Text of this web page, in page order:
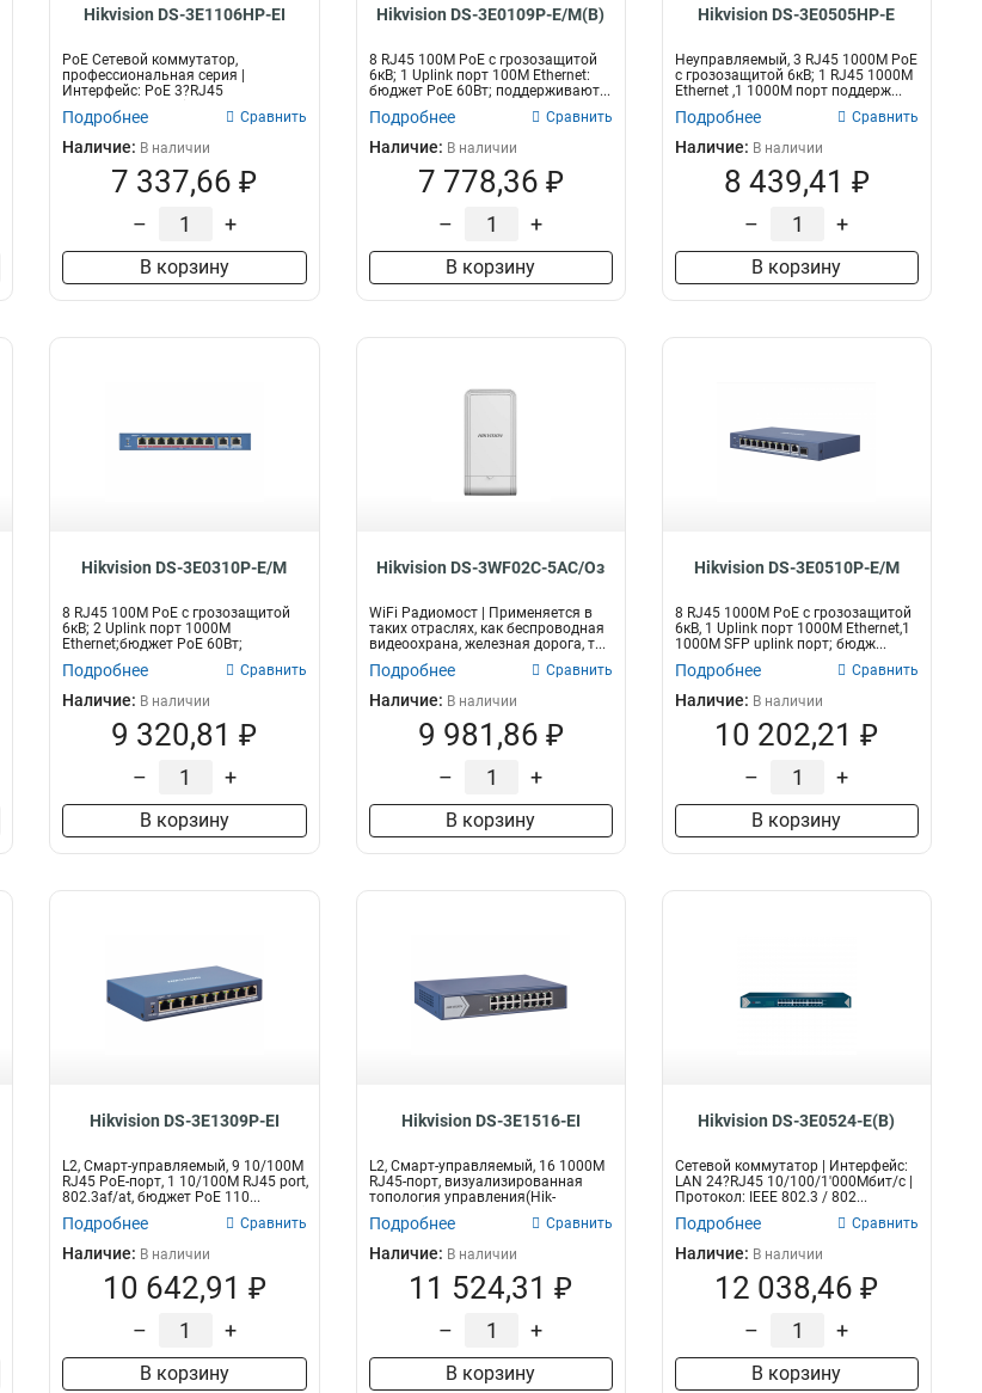
Hikvision DS-3E1106HP-EI
PoE Сетевой коммутатор,
профессиональная серия |
Интерфейс: PoE 3?RJ45
10/100Мбит/с / Hi-PoE 1?...
Подробнее Сравнить
Наличие: В наличии
7 337,66 ₽
– +
В корзину
Hikvision DS-3E0109P-E/M(B)
8 RJ45 100M PoE с грозозащитой
6кВ; 1 Uplink порт 100М Ethernet:
бюджет PoE 60Вт; поддерживают...
Подробнее Сравнить
Наличие: В наличии
7 778,36 ₽
– +
В корзину
Hikvision DS-3E0505HP-E
Неуправляемый, 3 RJ45 1000M PoE
с грозозащитой 6кВ; 1 RJ45 1000M
Ethernet ,1 1000M порт поддерж...
Подробнее Сравнить
Наличие: В наличии
8 439,41 ₽
– +
В корзину
Hikvision DS-3E0310P-E/M
8 RJ45 100M PoE с грозозащитой
6кВ; 2 Uplink порт 1000М
Ethernet;бюджет PoE 60Вт;
поддерживают...
Подробнее Сравнить
Наличие: В наличии
9 320,81 ₽
– +
В корзину
Hikvision DS-3WF02C-5AC/Oз
WiFi Радиомост | Применяется в
таких отраслях, как беспроводная
видеоохрана, железная дорога, т...
Подробнее Сравнить
Наличие: В наличии
9 981,86 ₽
– +
В корзину
Hikvision DS-3E0510P-E/M
8 RJ45 1000M PoE с грозозащитой
6кВ, 1 Uplink порт 1000М Ethernet,1
1000М SFP uplink порт; бюдж...
Подробнее Сравнить
Наличие: В наличии
10 202,21 ₽
– +
В корзину
Hikvision DS-3E1309P-EI
L2, Смарт-управляемый, 9 10/100M
RJ45 PoE-порт, 1 10/100M RJ45 port,
802.3af/at, бюджет PoE 110...
Подробнее Сравнить
Наличие: В наличии
10 642,91 ₽
– +
В корзину
Hikvision DS-3E1516-EI
L2, Смарт-управляемый, 16 1000M
RJ45-порт, визуализированная
топология управления(Hik-
Central/i...
Подробнее Сравнить
Наличие: В наличии
11 524,31 ₽
– +
В корзину
Hikvision DS-3E0524-E(B)
Сетевой коммутатор | Интерфейс:
LAN 24?RJ45 10/100/1'000Мбит/с |
Протокол: IEEE 802.3 / 802...
Подробнее Сравнить
Наличие: В наличии
12 038,46 ₽
– +
В корзину